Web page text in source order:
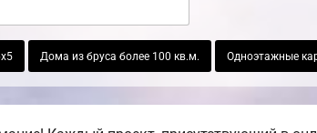
Дома из бруса более 100 кв.м. Одноэтажные